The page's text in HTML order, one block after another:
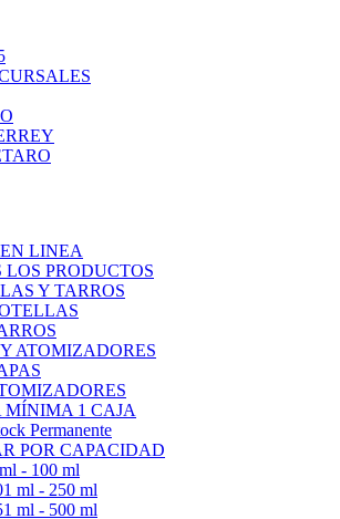
LINEA
LOS PRODUCTOS
Y TARROS
ATOMIZADORES
MÍNIMA 1 CAJA
Permanente
POR CAPACIDAD
- 100 ml
ml - 250 ml
ml - 500 ml